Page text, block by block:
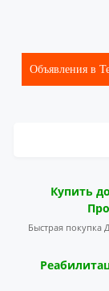
Объявления в
Купить
Быстрая покупка